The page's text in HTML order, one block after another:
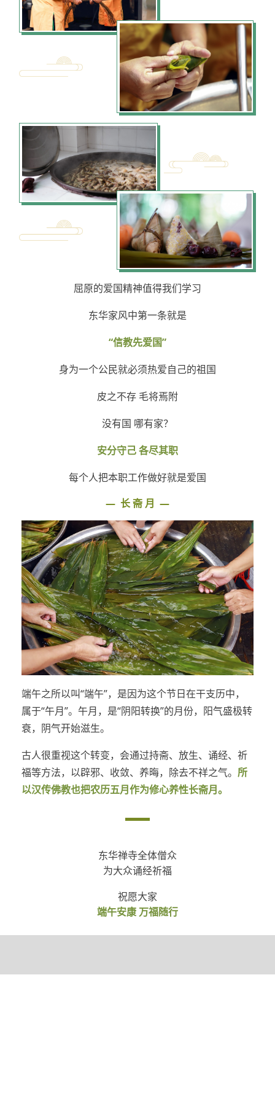
屈原的爱国精神值得我们学习
东华家风中第一条就是
“信教先爱国”
身为一个公民就必须热爱自己的祖国
皮之不存 毛将焉附
没有国 哪有家？
安分守己 各尽其职
每个人把本职工作做好就是爱国
— 长 斋 月 —
端午之所以叫“端午”，是因为这个节日在干支历中，
属于“午月”。午月，是“阴阳转换”的月份，阳气盛极转
衰，阴气开始滋生。
古人很重视这个转变，会通过持斋、放生、诵经、祈
福等方法，以辟邪、收敛、养晦，除去不祥之气。 所
以汉传佛教也把农历五月作为修心养性长斋月。
东华禅寺全体僧众
为大众诵经祈福
祝愿大家
端午安康 万福随行